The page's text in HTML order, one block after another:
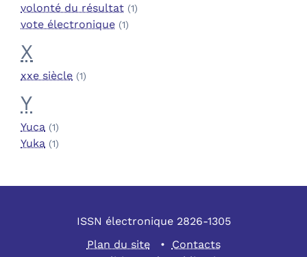
volonté du résultat (1)
vote électronique (1)
X
xxe siècle (1)
Y
Yuca (1)
Yuka (1)
ISSN électronique 2826-1305
Plan du site
Contacts